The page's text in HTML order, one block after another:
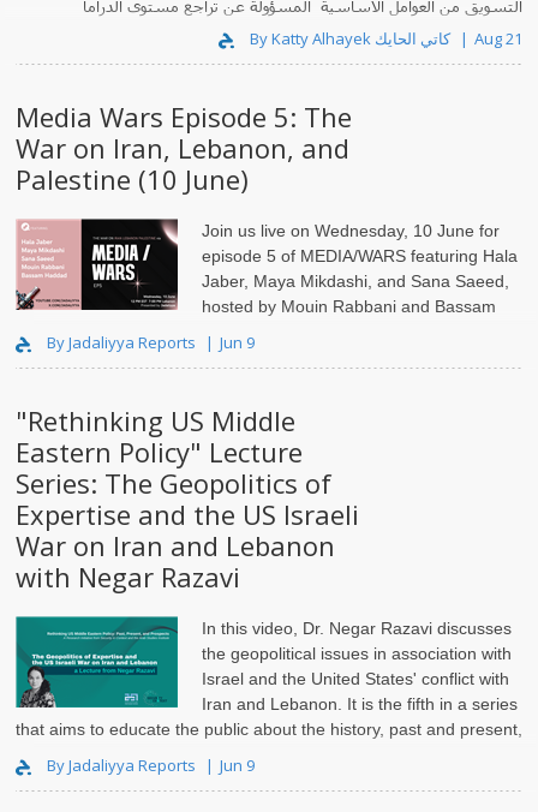
التسويق من العوامل الأساسية المسؤولة عن تراجع مستوى الدراما
السورية حيث رفضت الكثير من المحطات الع..
By Katty Alhayek كاتي الحايك Aug 21
Media Wars Episode 5: The
War on Iran, Lebanon, and
Palestine (10 June)
Join us live on Wednesday, 10 June for
episode 5 of MEDIA/WARS featuring Hala
Jaber, Maya Mikdashi, and Sana Saeed,
hosted by Mouin Rabbani and Bassam
By Jadaliyya Reports Jun 9
"Rethinking US Middle
Eastern Policy" Lecture
Series: The Geopolitics of
Expertise and the US Israeli
War on Iran and Lebanon
with Negar Razavi
In this video, Dr. Negar Razavi discusses
the geopolitical issues in association with
Israel and the United States' conflict with
Iran and Lebanon. It is the fifth in a series
that aims to educate the public about the history, past and present,
By Jadaliyya Reports Jun 9